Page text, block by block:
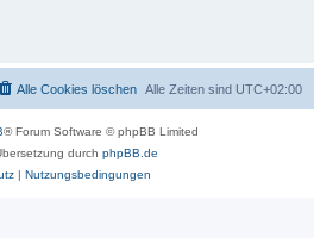
Alle Zeiten sind UTC+02:00
Alle Cookies löschen
® Forum Software © phpBB Limited
durch phpBB.de
| Nutzungsbedingungen